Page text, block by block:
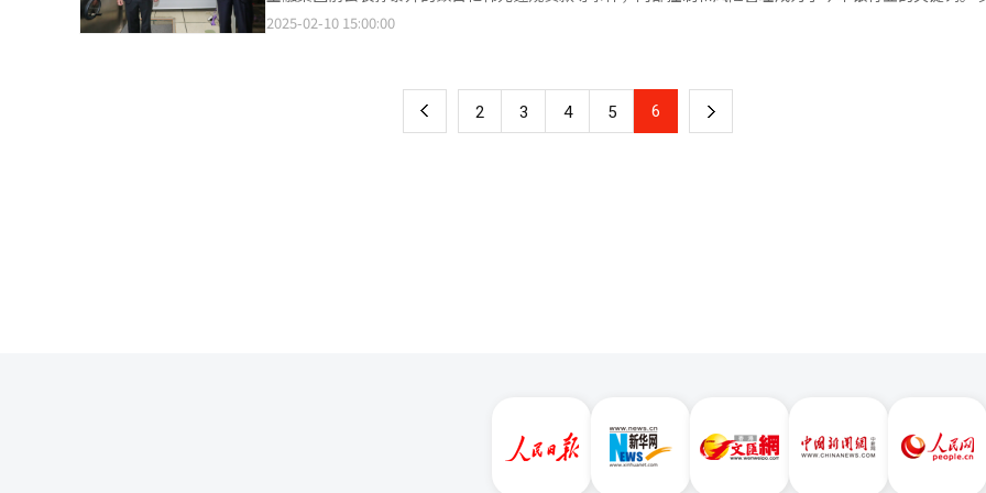
元）和友利银行（7.566万亿韩元）。 得益于银行部门的强劲表现，四大金融集团去年的利息收入总额达到41.876万
亿韩元，同比增长3%。此外，非利息收入也有所增长，从前一年的10.495万亿韩元增至去年的10.94万亿韩元
月10日，网点数量进一步缩减至2726个，今年以来已减少53个。 韩国四大商业银行【图片提供 韩联社】
银行、NH农协银行和KB国民银行的情况尤为引人注目。与其他银行相比，三家银行的违规贷款额更大，频
NH农协银行（649亿韩元、90件）紧随其后。 金融监督院院长李卜铉表示，此次事件暴露了银行业治理结构落后和
大规模金融事故等严重的内部控制问题。金融监督院计划制定有效的内部控制实施方案，完善监管系统，并
的薄弱环节进行重新检查，确保改进措施落实到位。 ▲友利银行金融事故引发社会关注 银行内部控制受质疑 2022
在这种情况下，我们必须保持稳定，展现坚实的信任感，以消除客户和市场的不安。”新韩金融集团会长晋
示，新年将全面审视管理、监督、评估和监控体系，建立有效的内部控制，并将其作为核心竞争力。此外，
2025-02-10 15:00:00
上 2 3 4 5 6 下